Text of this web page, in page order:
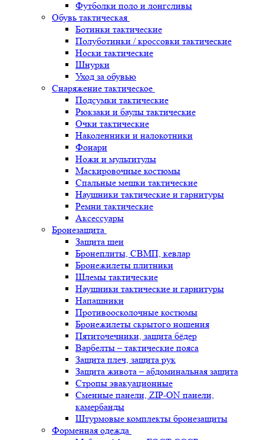
Футболки поло и лонгсливы
Обувь тактическая
Ботинки тактические
Полуботинки / кроссовки тактические
Носки тактические
Шнурки
Уход за обувью
Снаряжение тактическое
Подсумки тактические
Рюкзаки и баулы тактические
Очки тактические
Наколенники и налокотники
Фонари
Ножи и мультитулы
Маскировочные костюмы
Спальные мешки тактические
Наушники тактические и гарнитуры
Ремни тактические
Аксессуары
Бронезащита
Защита шеи
Бронеплиты, СВМП, кевлар
Бронежилеты плитники
Шлемы тактические
Наушники тактические и гарнитуры
Напашники
Противоосколочные костюмы
Бронежилеты скрытого ношения
Пятиточечники, защита бёдер
Варбелты – тактические пояса
Защита плеч, защита рук
Защита живота – абдоминальная защита
Стропы эвакуационные
Сменные панели, ZIP-ON панели,
камербанды
Штурмовые комплекты бронезащиты
Форменная одежда